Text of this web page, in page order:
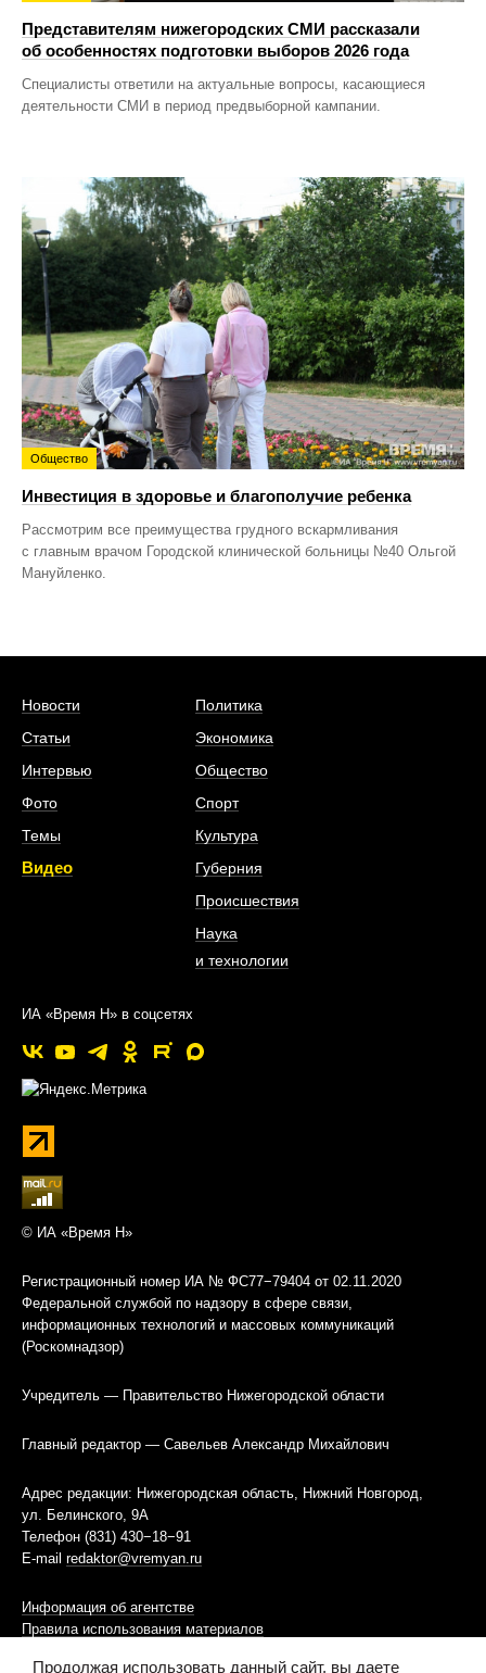
Представителям нижегородских СМИ рассказали
об особенностях подготовки выборов 2026 года
Специалисты ответили на актуальные вопросы, касающиеся
деятельности СМИ в период предвыборной кампании.
Общество
Инвестиция в здоровье и благополучие ребенка
Рассмотрим все преимущества грудного вскармливания
с главным врачом Городской клинической больницы №40 Ольгой
Мануйленко.
Новости
Статьи
Интервью
Фото
Темы
Видео
Политика
Экономика
Общество
Спорт
Культура
Губерния
Происшествия
Наука
и технологии
ИА «Время Н» в соцсетях
© ИА «Время Н»
Регистрационный номер ИА № ФС77−79404 от 02.11.2020
Федеральной службой по надзору в сфере связи,
информационных технологий и массовых коммуникаций
(Роскомнадзор)
Учредитель — Правительство Нижегородской области
Главный редактор — Савельев Александр Михайлович
Адрес редакции: Нижегородская область, Нижний Новгород,
ул. Белинского, 9А
Телефон (831) 430−18−91
E-mail redaktor@vremyan.ru
Информация об агентстве
Правила использования материалов
Продолжая использовать данный сайт, вы даете